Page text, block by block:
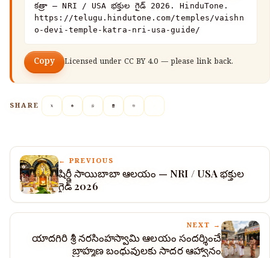
కత్రా — NRI / USA భక్తుల గైడ్ 2026. HinduTone.
https://telugu.hindutone.com/temples/vaishn
o-devi-temple-katra-nri-usa-guide/
Copy Licensed under CC BY 4.0 — please link back.
SHARE
← PREVIOUS
షిర్డీ సాయిబాబా ఆలయం — NRI / USA భక్తుల
గైడ్ 2026
NEXT →
యాదగిరి శ్రీ నరసింహస్వామి ఆలయం సందర్శించే
బ్రాహ్మణ బంధువులకు సాదర ఆహ్వానం